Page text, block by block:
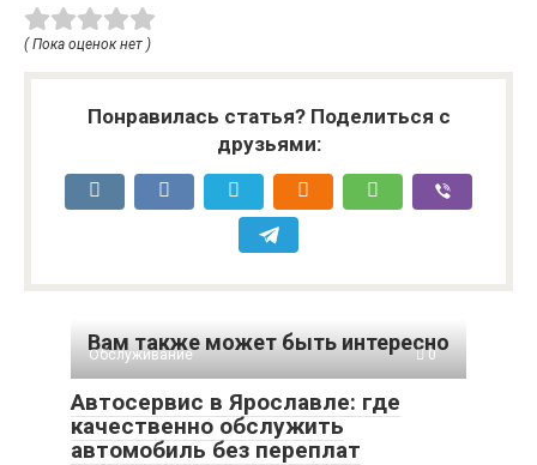
( Пока оценок нет )
Понравилась статья? Поделиться с
друзьями:
Вам также может быть интересно
Обслуживание 0
Автосервис в Ярославле: где
качественно обслужить
автомобиль без переплат